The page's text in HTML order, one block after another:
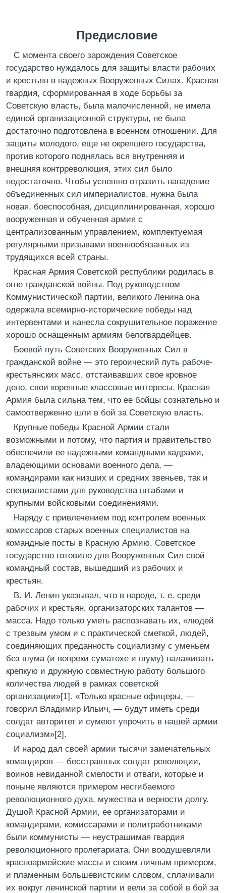
Предисловие
С момента своего зарождения Советское
государство нуждалось для защиты власти рабочих
и крестьян в надежных Вооруженных Силах. Красная
гвардия, сформированная в ходе борьбы за
Советскую власть, была малочисленной, не имела
единой организационной структуры, не была
достаточно подготовлена в военном отношении. Для
защиты молодого, еще не окрепшего государства,
против которого поднялась вся внутренняя и
внешняя контрреволюция, этих сил было
недостаточно. Чтобы успешно отразить нападение
объединенных сил империалистов, нужна была
новая, боеспособная, дисциплинированная, хорошо
вооруженная и обученная армия с
централизованным управлением, комплектуемая
регулярными призывами военнообязанных из
трудящихся всей страны.
Красная Армия Советской республики родилась в
огне гражданской войны. Под руководством
Коммунистической партии, великого Ленина она
одержала всемирно-исторические победы над
интервентами и нанесла сокрушительное поражение
хорошо оснащенным армиям белогвардейцев.
Боевой путь Советских Вооруженных Сил в
гражданской войне — это героический путь рабоче-
крестьянских масс, отстаивавших свое кровное
дело, свои коренные классовые интересы. Красная
Армия была сильна тем, что ее бойцы сознательно и
самоотверженно шли в бой за Советскую власть.
Крупные победы Красной Армии стали
возможными и потому, что партия и правительство
обеспечили ее надежными командными кадрами,
владеющими основами военного дела, —
командирами как низших и средних звеньев, так и
специалистами для руководства штабами и
крупными войсковыми соединениями.
Наряду с привлечением под контролем военных
комиссаров старых военных специалистов на
командные посты в Красную Армию, Советское
государство готовило для Вооруженных Сил свой
командный состав, вышедший из рабочих и
крестьян.
В. И. Ленин указывал, что в народе, т. е. среди
рабочих и крестьян, организаторских талантов —
масса. Надо только уметь распознавать их, «людей
с трезвым умом и с практической сметкой, людей,
соединяющих преданность социализму с уменьем
без шума (и вопреки суматохе и шуму) налаживать
крепкую и дружную совместную работу большого
количества людей в рамках советской
организации»[1]. «Только красные офицеры, —
говорил Владимир Ильич, — будут иметь среди
солдат авторитет и сумеют упрочить в нашей армии
социализм»[2].
И народ дал своей армии тысячи замечательных
командиров — бесстрашных солдат революции,
воинов невиданной смелости и отваги, которые и
поныне являются примером несгибаемого
революционного духа, мужества и верности долгу.
Душой Красной Армии, ее организаторами и
командирами, комиссарами и политработниками
были коммунисты — неустрашимая гвардия
революционного пролетариата. Они воодушевляли
красноармейские массы и своим личным примером,
и пламенным большевистским словом, сплачивали
их вокруг ленинской партии и вели за собой в бой за